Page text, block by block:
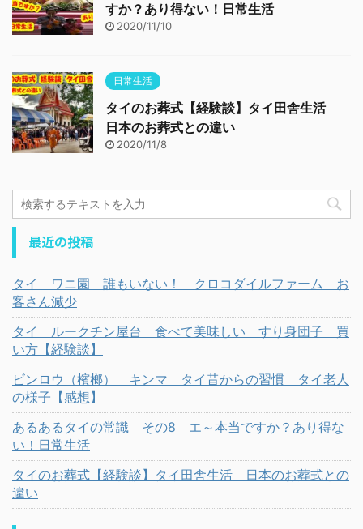
すか？あり得ない！日常生活
2020/11/10
日常生活
タイのお葬式【経験談】タイ田舎生活
日本のお葬式との違い
2020/11/8
最近の投稿
タイ ワニ園 誰もいない！ クロコダイルファーム お
客さん減少
タイ ルークチン屋台 食べて美味しい すり身団子 買
い方【経験談】
ビンロウ（檳榔） キンマ タイ昔からの習慣 タイ老人
の様子【感想】
あるあるタイの常識 その8 エ～本当ですか？あり得な
い！日常生活
タイのお葬式【経験談】タイ田舎生活 日本のお葬式との
違い